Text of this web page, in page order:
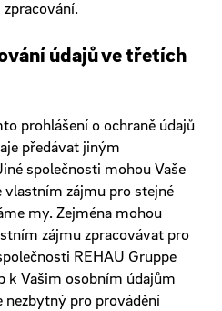
údajů ve třetích
prohlášení o ochraně údajů
předávat jiným
společnosti mohou Vaše
vlastním zájmu pro stejné
my. Zejména mohou
zájmu zpracovávat pro
REHAU Gruppe
k Vašim osobním údajům
nezbytný pro provádění